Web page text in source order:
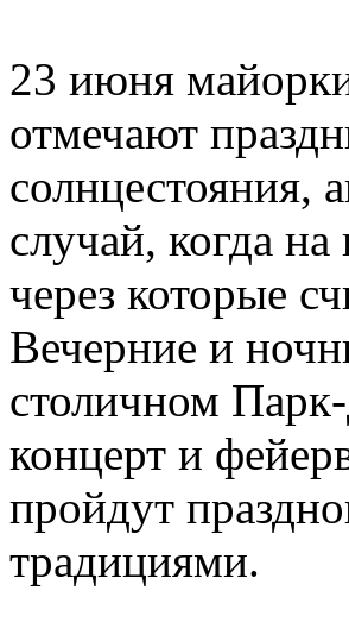
23 июня
отмечают
солнцестояния,
случай, когда
через которые
Вечерние и
столичном
концерт и
пройдут
традициями.